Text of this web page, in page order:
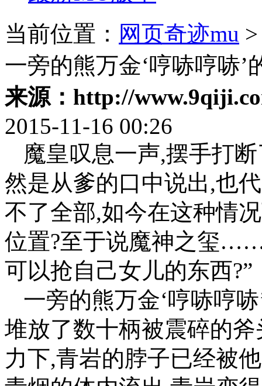
当前位置： 网页奇迹mu
一旁的熊万金‘哼哧哼哧’
来源：http://
2015-11-16 00:26
魔皇叹息一声,摆手打
然是从爹的口中说出,也
不了全部,如今在这种情
位置?至于说魔神之玺
可以抢自己女儿的东西?”
一旁的熊万金‘哼哧哼
堆放了数十柄被震碎的
力下,青岩的脖子已经被